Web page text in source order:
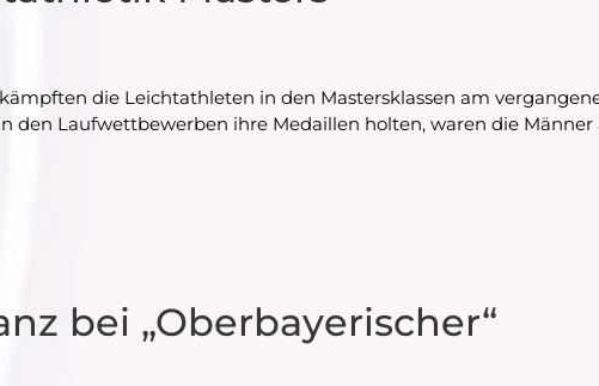
die Leichtathleten in den Mastersklassen am
den Laufwettbewerben ihre Medaillen holten, waren die
bei „Oberbayerischer“